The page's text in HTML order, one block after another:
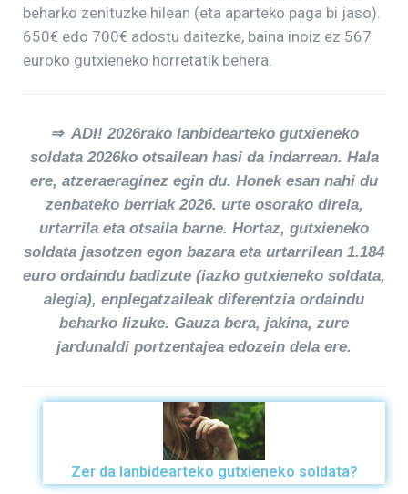
beharko zenituzke hilean (eta aparteko paga bi jaso).
650€ edo 700€ adostu daitezke, baina inoiz ez 567
euroko gutxieneko horretatik behera.
⇒ ADI! 2026rako lanbidearteko gutxieneko
soldata 2026ko otsailean hasi da indarrean. Hala
ere, atzeraeraginez egin du. Honek esan nahi du
zenbateko berriak 2026. urte osorako direla,
urtarrila eta otsaila barne. Hortaz, gutxieneko
soldata jasotzen egon bazara eta urtarrilean 1.184
euro ordaindu badizute (iazko gutxieneko soldata,
alegia), enplegatzaileak diferentzia ordaindu
beharko lizuke. Gauza bera, jakina, zure
jardunaldi portzentajea edozein dela ere.
Zer da lanbidearteko gutxieneko soldata?